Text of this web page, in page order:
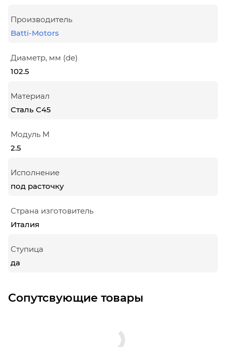
Производитель
Batti-Motors
Диаметр, мм (de)
102.5
Материал
Сталь С45
Модуль М
2.5
Исполнение
под расточку
Страна изготовитель
Италия
Ступица
да
Сопутсвующие товары